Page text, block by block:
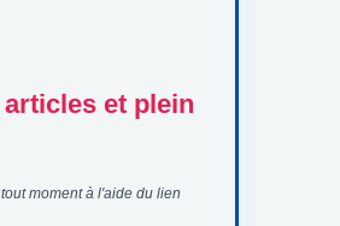
et plein
moment à l'aide du lien